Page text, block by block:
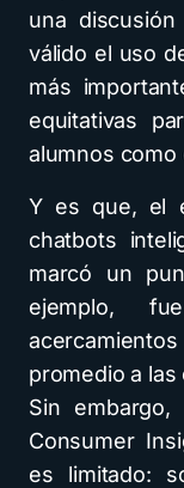
una
válido el uso
más
equitativas
alumnos
Y es que, el
chatbots
marcó un
ejemplo,
promedio a las
Sin
Consumer
es limitado: